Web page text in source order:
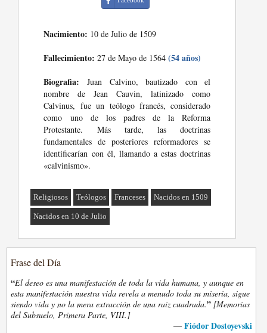
Nacimiento: 10 de Julio de 1509
Fallecimiento: 27 de Mayo de 1564(54 años)
Biografia: Juan Calvino, bautizado con el
nombre de Jean Cauvin, latinizado como
Calvinus, fue un teólogo francés, considerado
como uno de los padres de la Reforma
Protestante. Más tarde, las doctrinas
fundamentales de posteriores reformadores se
identificarían con él, llamando a estas doctrinas
«calvinismo».
Religiosos Teólogos Franceses Nacidos en 1509
Nacidos en 10 de Julio
Frase del Día
“El deseo es una manifestación de toda la vida humana, y aunque en
esta manifestación nuestra vida revela a menudo toda su miseria, sigue
siendo vida y no la mera extracción de una raiz cuadrada.” [Memorias
del Subsuelo, Primera Parte, VIII.]
— Fiódor Dostoyevski